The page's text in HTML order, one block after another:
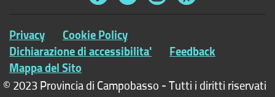
Privacy Cookie Policy
Dichiarazione di accessibilita' Feedback
Mappa del Sito
© 2023 Provincia di Campobasso - Tutti i diritti riservati